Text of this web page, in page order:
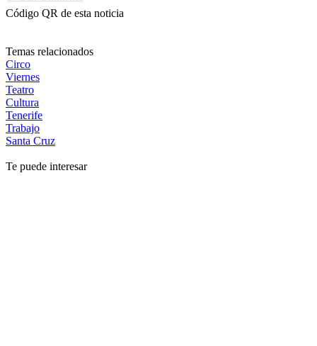
Código QR de esta noticia
Temas relacionados
Circo
Viernes
Teatro
Cultura
Tenerife
Trabajo
Santa Cruz
Te puede interesar